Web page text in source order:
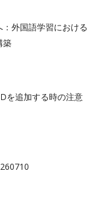
外国語学習における
築
を追加する時の注意